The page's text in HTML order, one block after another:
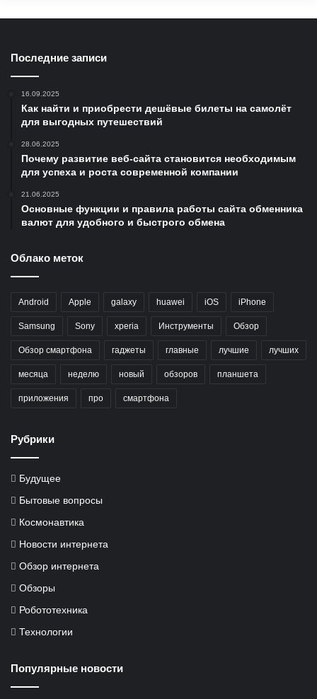
Последние записи
16.09.2025
Как найти и приобрести дешёвые билеты на самолёт
для выгодных путешествий
28.06.2025
Почему развитие веб-сайта становится необходимым
для успеха и роста современной компании
21.06.2025
Основные функции и правила работы сайта обменника
валют для удобного и быстрого обмена
Облако меток
Android Apple galaxy huawei iOS iPhone
Samsung Sony xperia Инструменты Обзор
Обзор смартфона гаджеты главные лучшие лучших
месяца неделю новый обзоров планшета
приложения про смартфона
Рубрики
Будущее
Бытовые вопросы
Космонавтика
Новости интернета
Обзор интернета
Обзоры
Робототехника
Технологии
Популярные новости